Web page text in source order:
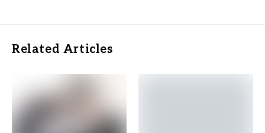
Related Articles